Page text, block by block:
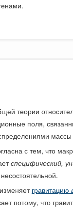
теории
поля,
массы
с тем, что
специфический,
гравитацию
потому, что